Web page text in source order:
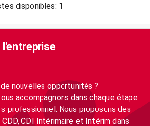
disponibles: 1
l'entreprise
de nouvelles opportunités ?
accompagnons dans chaque étape
professionnel. Nous proposons des
CDD, CDI Intérimaire et Intérim dans